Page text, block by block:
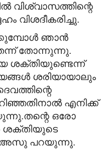
വിശ്വാസത്തിന്റെ
വിശദീകരിച്ചു.
ഞാന്‍
തോന്നുന്നു.
ശക്തിയുണ്ടെന്ന്
ശരിയായാലും
എനിക്ക്
ഒരോ
ശക്തിയുടെ
അസു പറയുന്നു.